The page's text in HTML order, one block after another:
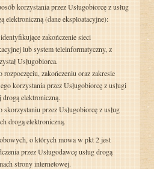
korzystania przez Usługobiorcę z usług
elektroniczną (dane eksploatacyjne):
zakończenie sieci
lub system teleinformatyczny, z
Usługobiorca.
rozpoczęciu, zakończeniu oraz zakresie
korzystania przez Usługobiorcę z usługi
drogą elektroniczną.
skorzystaniu przez Usługobiorcę z usług
drogą elektroniczną.
o których mowa w pkt 2 jest
przez Usługodawcę usług drogą
strony internetowej.